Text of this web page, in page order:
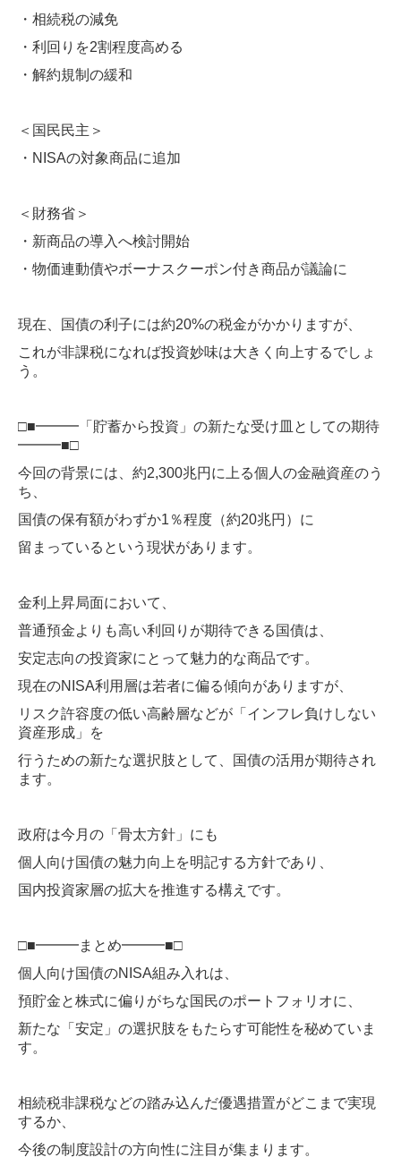
・相続税の減免
・利回りを2割程度高める
・解約規制の緩和
＜国民民主＞
・NISAの対象商品に追加
＜財務省＞
・新商品の導入へ検討開始
・物価連動債やボーナスクーポン付き商品が議論に
現在、国債の利子には約20%の税金がかかりますが、
これが非課税になれば投資妙味は大きく向上するでしょ
う。
□■━━━「貯蓄から投資」の新たな受け皿としての期待
━━━■□
今回の背景には、約2,300兆円に上る個人の金融資産のう
ち、
国債の保有額がわずか1％程度（約20兆円）に
留まっているという現状があります。
金利上昇局面において、
普通預金よりも高い利回りが期待できる国債は、
安定志向の投資家にとって魅力的な商品です。
現在のNISA利用層は若者に偏る傾向がありますが、
リスク許容度の低い高齢層などが「インフレ負けしない
資産形成」を
行うための新たな選択肢として、国債の活用が期待され
ます。
政府は今月の「骨太方針」にも
個人向け国債の魅力向上を明記する方針であり、
国内投資家層の拡大を推進する構えです。
□■━━━まとめ━━━■□
個人向け国債のNISA組み入れは、
預貯金と株式に偏りがちな国民のポートフォリオに、
新たな「安定」の選択肢をもたらす可能性を秘めていま
す。
相続税非課税などの踏み込んだ優遇措置がどこまで実現
するか、
今後の制度設計の方向性に注目が集まります。